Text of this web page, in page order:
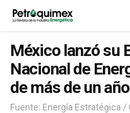
México lanzó su
Nacional de
de más de un
Fuente: Energía Estratégica /